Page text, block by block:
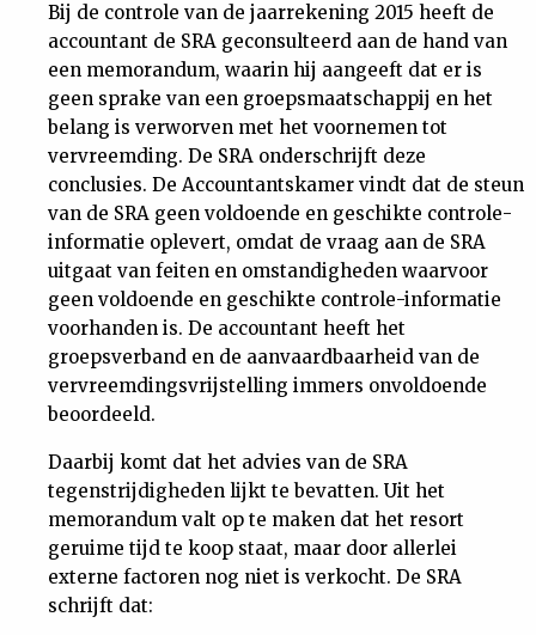
Bij de controle van de jaarrekening 2015 heeft de
accountant de SRA geconsulteerd aan de hand van
een memorandum, waarin hij aangeeft dat er is
geen sprake van een groepsmaatschappij en het
belang is verworven met het voornemen tot
vervreemding. De SRA onderschrijft deze
conclusies. De Accountantskamer vindt dat de steun
van de SRA geen voldoende en geschikte controle-
informatie oplevert, omdat de vraag aan de SRA
uitgaat van feiten en omstandigheden waarvoor
geen voldoende en geschikte controle-informatie
voorhanden is. De accountant heeft het
groepsverband en de aanvaardbaarheid van de
vervreemdingsvrijstelling immers onvoldoende
beoordeeld.
Daarbij komt dat het advies van de SRA
tegenstrijdigheden lijkt te bevatten. Uit het
memorandum valt op te maken dat het resort
geruime tijd te koop staat, maar door allerlei
externe factoren nog niet is verkocht. De SRA
schrijft dat: